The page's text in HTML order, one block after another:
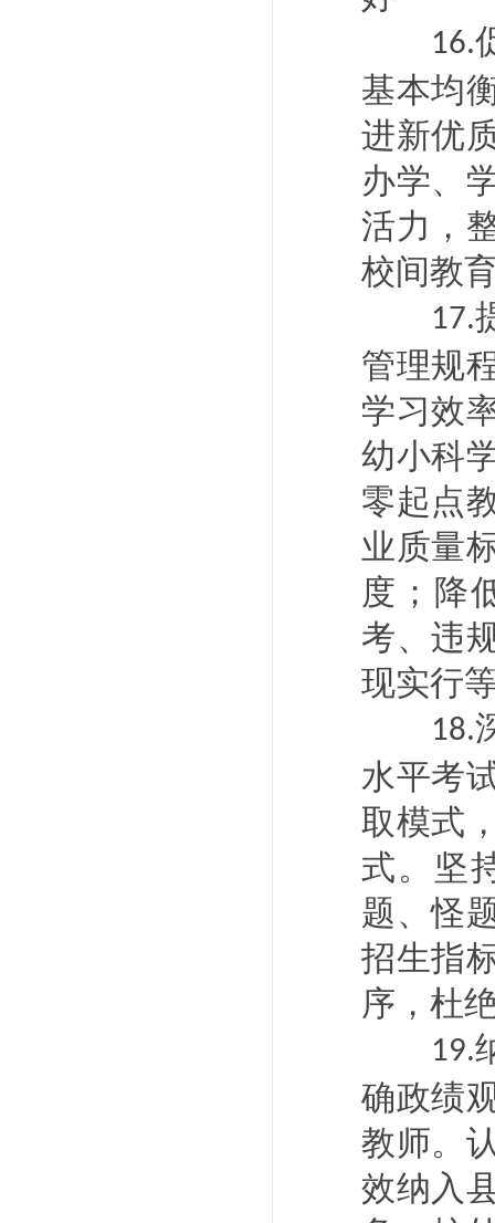
16.
基本均
进新优
办学、
活力，
校间教
17.
管理规
学习效
幼小科
零起点
业质量
度；降
考、违
现实行
18.
水平考
取模式
式。坚
题、怪
招生指
序，杜
19.
确政绩
教师。
效纳入